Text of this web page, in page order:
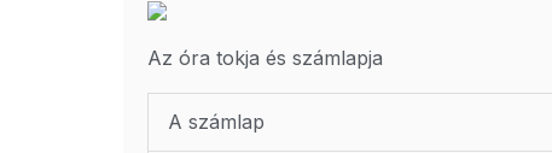
Az óra tokja és számlapja
A számlap